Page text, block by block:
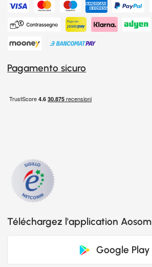
Pagamento sicuro
Téléchargez l'application Aosom
Google Play